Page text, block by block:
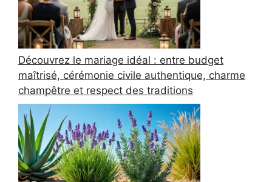
Découvrez le mariage idéal : entre budget
maîtrisé, cérémonie civile authentique, charme
champêtre et respect des traditions